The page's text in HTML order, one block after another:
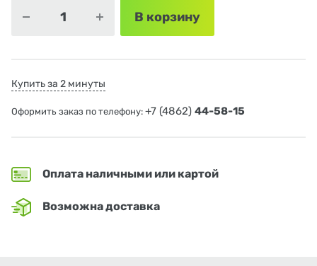
В корзину
Купить за 2 минуты
Оформить заказ по телефону: +7 (4862) 44-58-15
Оплата наличными или картой
Возможна доставка